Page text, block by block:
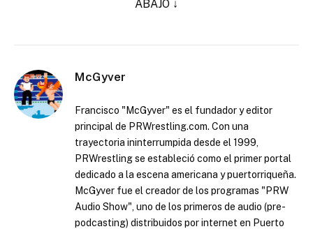
ABAJO ↓
McGyver
Francisco "McGyver" es el fundador y editor
principal de PRWrestling.com. Con una
trayectoria ininterrumpida desde el 1999,
PRWrestling se estableció como el primer portal
dedicado a la escena americana y puertorriqueña.
McGyver fue el creador de los programas "PRW
Audio Show", uno de los primeros de audio (pre-
podcasting) distribuidos por internet en Puerto